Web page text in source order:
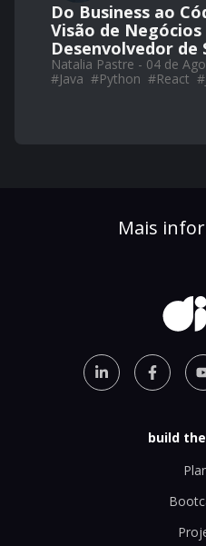
Do Business ao
Visão de Negócios
Desenvolvedor de
Natalia Pastre - 04 de
#Java #Python #React #
Mais
build